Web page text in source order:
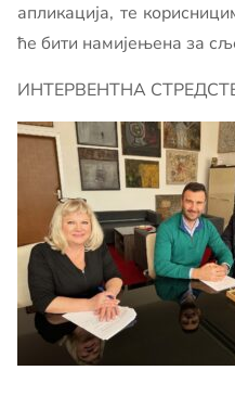
апликација, те
ће бити намијењена за
ИНТЕРВЕНТНА